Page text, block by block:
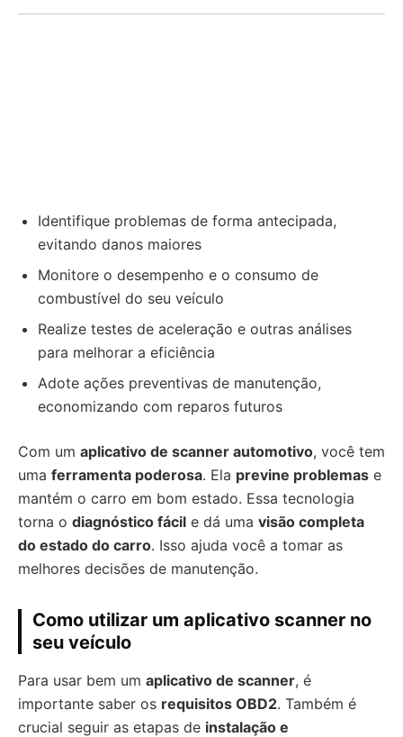
Identifique problemas de forma antecipada,
evitando danos maiores
Monitore o desempenho e o consumo de
combustível do seu veículo
Realize testes de aceleração e outras análises
para melhorar a eficiência
Adote ações preventivas de manutenção,
economizando com reparos futuros
Com um aplicativo de scanner automotivo, você tem
uma ferramenta poderosa. Ela previne problemas e
mantém o carro em bom estado. Essa tecnologia
torna o diagnóstico fácil e dá uma visão completa
do estado do carro. Isso ajuda você a tomar as
melhores decisões de manutenção.
Como utilizar um aplicativo scanner no
seu veículo
Para usar bem um aplicativo de scanner, é
importante saber os requisitos OBD2. Também é
crucial seguir as etapas de instalação e